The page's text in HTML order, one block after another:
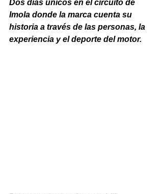
Dos días únicos en el circuito de
Imola donde la marca cuenta su
historia a través de las personas, la
experiencia y el deporte del motor.